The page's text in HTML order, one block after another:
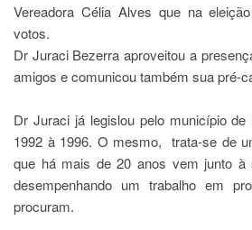
Vereadora Célia Alves que na
votos.
Dr Juraci Bezerra aproveitou a
amigos e comunicou também sua pré-
Dr Juraci já legislou pelo município
1992 à 1996. O mesmo, trata-se de
que há mais de 20 anos vem junto à
desempenhando um trabalho em
procuram.